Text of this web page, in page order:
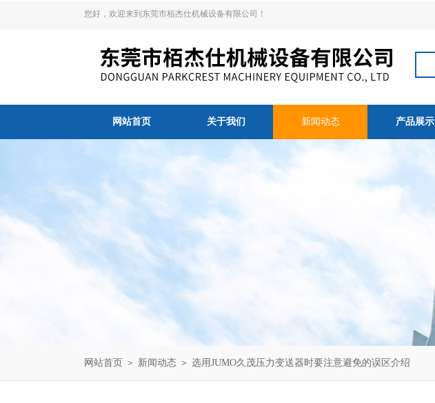
您好，欢迎来到东莞市栢杰仕机械设备有限公司！
网站首页 关于我们 新闻动态 产品展示
网站首页 ＞ 新闻动态 ＞ 选用JUMO久茂压力变送器时要注意避免的误区介绍